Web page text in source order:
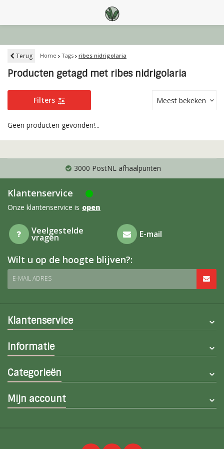
Terug Home Tags ribes nidrigolaria
Producten getagd met ribes nidrigolaria
Filters Meest bekeken
Geen producten gevonden!...
3000 PostNL afhaalpunten
Klantenservice
Onze klantenservice is open
Veelgestelde
vragen E-mail
Wilt u op de hoogte blijven?:
E-MAIL ADRES
Klantenservice
Informatie
Categorieën
Mijn account